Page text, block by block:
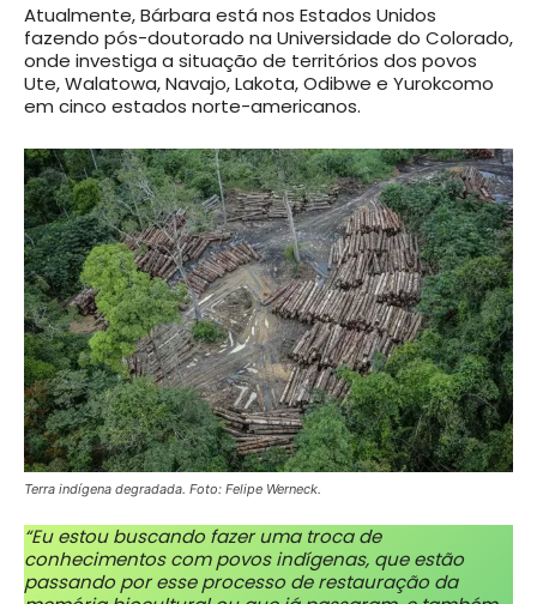
Atualmente, Bárbara está nos Estados Unidos
fazendo pós-doutorado na Universidade do Colorado,
onde investiga a situação de territórios dos povos
Ute, Walatowa, Navajo, Lakota, Odibwe e Yurokcomo
em cinco estados norte-americanos.
Terra indígena degradada. Foto: Felipe Werneck.
“Eu estou buscando fazer uma troca de
conhecimentos com povos indígenas, que estão
passando por esse processo de restauração da